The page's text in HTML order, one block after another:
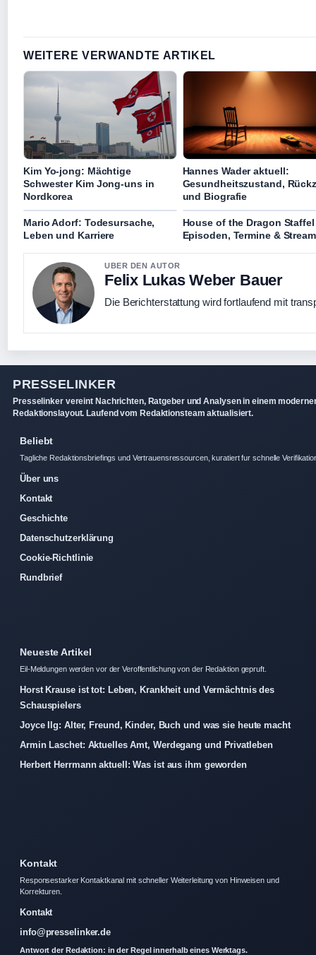
WEITERE VERWANDTE ARTIKEL
Kim Yo-jong: Mächtige
Schwester Kim Jong-uns in
Nordkorea
Hannes Wader aktuell:
Gesundheitszustand,
und Biografie
Mario Adorf: Todesursache,
Leben und Karriere
House of the Dragon
Episoden, Termine & Stream
UBER DEN AUTOR
Felix Lukas Weber Bauer
Die Berichterstattung wird fortlaufend mit
PRESSELINKER
Presselinker vereint Nachrichten, Ratgeber und Analysen in einem
Redaktionslayout. Laufend vom Redaktionsteam aktualisiert.
Beliebt
Tagliche Redaktionsbriefings und Vertrauensressourcen, kuratiert fur schnelle
Über uns
Kontakt
Geschichte
Datenschutzerklärung
Cookie-Richtlinie
Rundbrief
Neueste Artikel
Eil-Meldungen werden vor der Veroffentlichung von der Redaktion gepruft.
Horst Krause ist tot: Leben, Krankheit und Vermächtnis des
Schauspielers
Joyce Ilg: Alter, Freund, Kinder, Buch und was sie heute macht
Armin Laschet: Aktuelles Amt, Werdegang und Privatleben
Herbert Herrmann aktuell: Was ist aus ihm geworden
Kontakt
Responsestarker Kontaktkanal mit schneller Weiterleitung von Hinweisen und
Korrekturen.
Kontakt
info@presselinker.de
Antwort der Redaktion: in der Regel innerhalb eines Werktags.